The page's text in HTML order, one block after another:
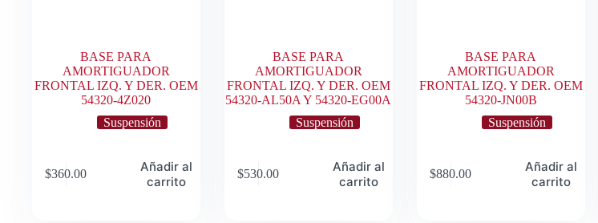
BASE PARA
AMORTIGUADOR
FRONTAL IZQ. Y DER. OEM
54320-4Z020
Suspensión
$360.00
Añadir al
carrito
BASE PARA
AMORTIGUADOR
FRONTAL IZQ. Y DER. OEM
54320-AL50A Y 54320-EG00A
Suspensión
$530.00
Añadir al
carrito
BASE PARA
AMORTIGUADOR
FRONTAL IZQ. Y DER. OEM
54320-JN00B
Suspensión
$880.00
Añadir al
carrito